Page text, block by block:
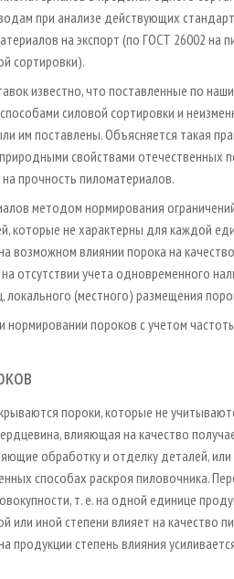
при анализе действующих
на экспорт (по ГОСТ 26002 на
сортировки).
известно, что поставленные по
силовой сортировки и
им поставлены. Объясняется такая
свойствами
прочность пиломатериалов.
методом нормирования
которые не характерны для каждой
возможном влиянии порока на
отсутствии учета одновременного
локального (местного) размещения
пороков с учетом
пороки, которые не
влияющая на качество
обработку и отделку деталей,
способах раскроя пиловочника.
т. е. на одной единице
или иной степени влияет на качество
продукции степень влияния